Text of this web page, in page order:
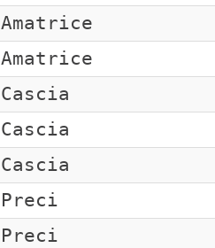
Amatrice
Amatrice
Cascia
Cascia
Cascia
Preci
Preci